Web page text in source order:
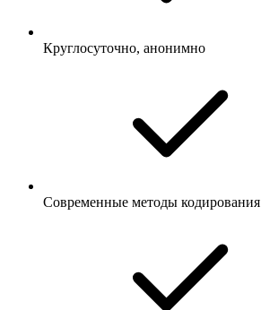
Круглосуточно, анонимно
Современные методы кодирования